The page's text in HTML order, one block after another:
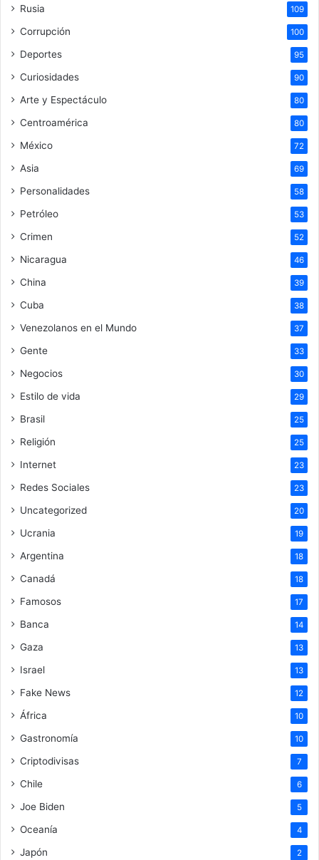
Rusia 109
Corrupción 100
Deportes 95
Curiosidades 90
Arte y Espectáculo 80
Centroamérica 80
México 72
Asia 69
Personalidades 58
Petróleo 53
Crimen 52
Nicaragua 46
China 39
Cuba 38
Venezolanos en el Mundo 37
Gente 33
Negocios 30
Estilo de vida 29
Brasil 25
Religión 25
Internet 23
Redes Sociales 23
Uncategorized 20
Ucrania 19
Argentina 18
Canadá 18
Famosos 17
Banca 14
Gaza 13
Israel 13
Fake News 12
África 10
Gastronomía 10
Criptodivisas 7
Chile 6
Joe Biden 5
Oceanía 4
Japón 2